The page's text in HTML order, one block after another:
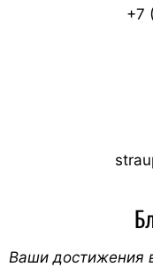
+7
Ваши достижения